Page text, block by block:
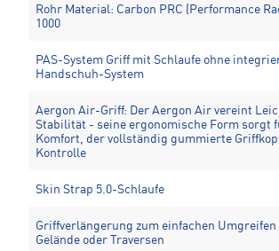
Rohr Material: Carbon PRC (Performance
1000
PAS-System Griff mit Schlaufe ohne
Handschuh-System
Aergon Air-Griff: Der Aergon Air vereint
Stabilität - seine ergonomische Form sorgt
Komfort, der vollständig gummierte
Kontrolle
Skin Strap 5.0-Schlaufe
Griffverlängerung zum einfachen
Gelände oder Traversen